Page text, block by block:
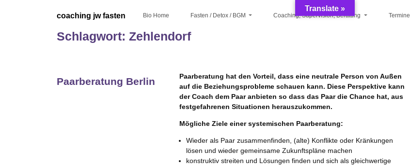
coaching jw fasten Bio Home Fasten / Detox / BGM Coaching, Supervision, Beratung Termine
Schlagwort: Zehlendorf
Paarberatung Berlin
Paarberatung hat den Vorteil, dass eine neutrale Person von Außen
auf die Beziehungsprobleme schauen kann. Diese Perspektive kann
der Coach dem Paar anbieten so dass das Paar die Chance hat, aus
festgefahrenen Situationen herauszukommen.
Mögliche Ziele einer systemischen Paarberatung:
Wieder als Paar zusammenfinden, (alte) Konflikte oder Kränkungen
lösen und wieder gemeinsame Zukunftspläne machen
konstruktiv streiten und Lösungen finden und sich als gleichwertige
Translate »